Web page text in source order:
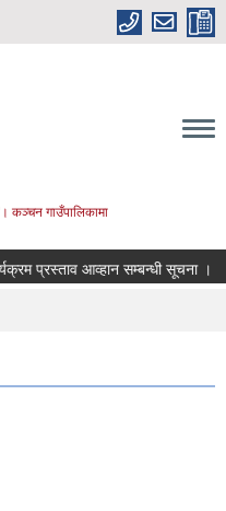
गाउँपालिकामा
प्रस्ताव आव्हान सम्बन्धी सूचना ।